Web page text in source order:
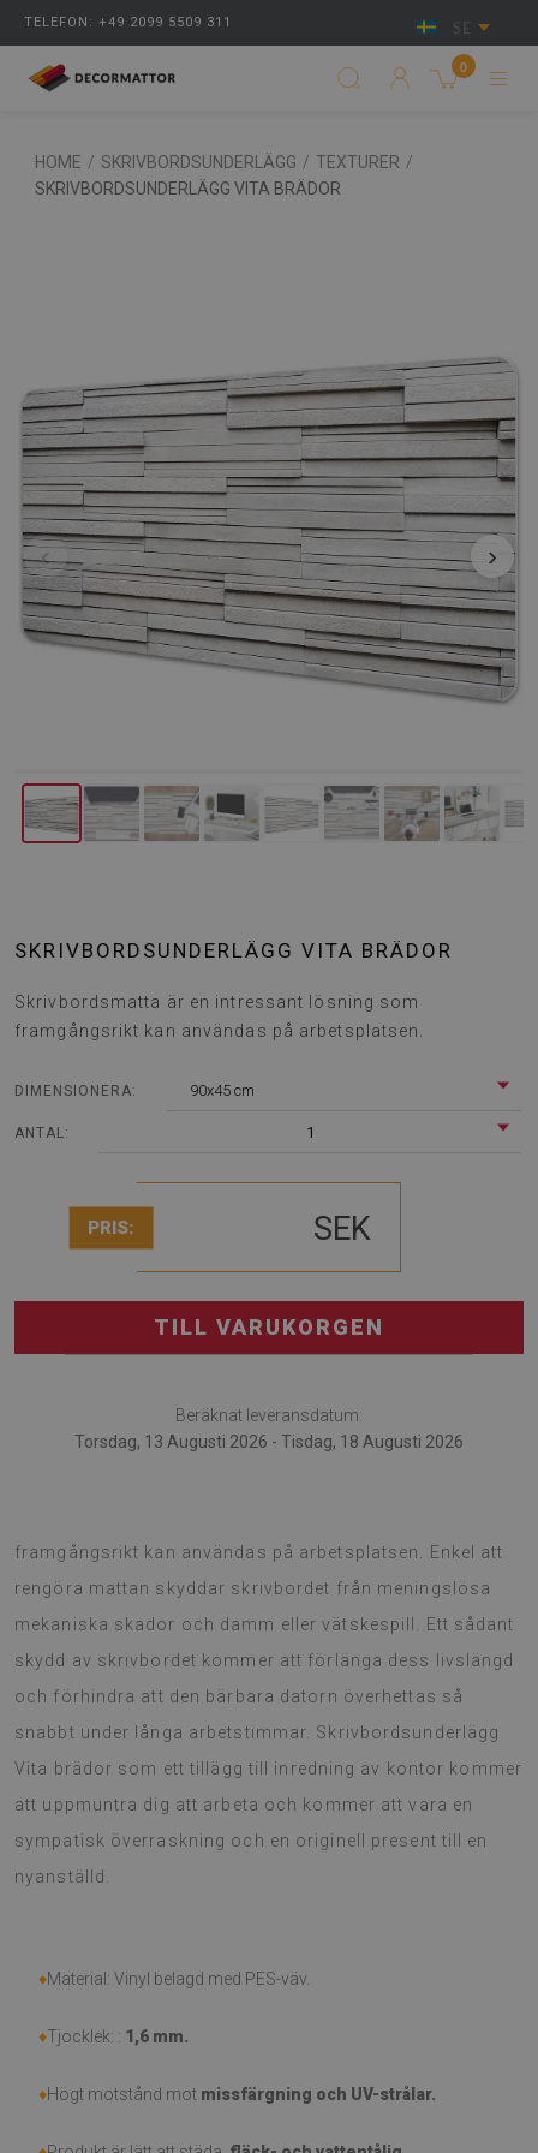
TELEFON: +49 2099 5509 311 SE
0
HOME / SKRIVBORDSUNDERLÄGG / TEXTURER /
SKRIVBORDSUNDERLÄGG VITA BRÄDOR
‹ ›
SKRIVBORDSUNDERLÄGG VITA BRÄDOR
Skrivbordsmatta är en intressant lösning som
framgångsrikt kan användas på arbetsplatsen.
DIMENSIONERA: 90x45 cm
ANTAL: 1
PRIS: SEK
TILL VARUKORGEN
Beräknat leveransdatum:
Torsdag, 13 Augusti 2026 - Tisdag, 18 Augusti 2026
framgångsrikt kan användas på arbetsplatsen. Enkel att
rengöra mattan skyddar skrivbordet från meningslösa
mekaniska skador och damm eller vätskespill. Ett sådant
skydd av skrivbordet kommer att förlänga dess livslängd
och förhindra att den bärbara datorn överhettas så
snabbt under långa arbetstimmar. Skrivbordsunderlägg
Vita brädor som ett tillägg till inredning av kontor kommer
att uppmuntra dig att arbeta och kommer att vara en
sympatisk överraskning och en originell present till en
nyanställd.
♦Material: Vinyl belagd med PES-väv.
♦Tjocklek: : 1,6 mm.
♦Högt motstånd mot missfärgning och UV-strålar.